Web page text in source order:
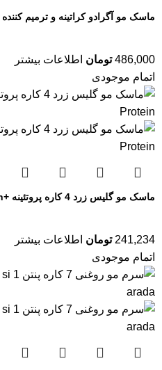
ماسک مو آگرادو کراتینه و ترمیم کننده AGRADO Mascarilla Keratina
486,000 تومان اطلاعات بیشتر
اتمام موجودی
ماسک مو گلیس زرد 4 کاره پروتئینه +Gliss kusursuz bakim Protein
241,234 تومان اطلاعات بیشتر
اتمام موجودی